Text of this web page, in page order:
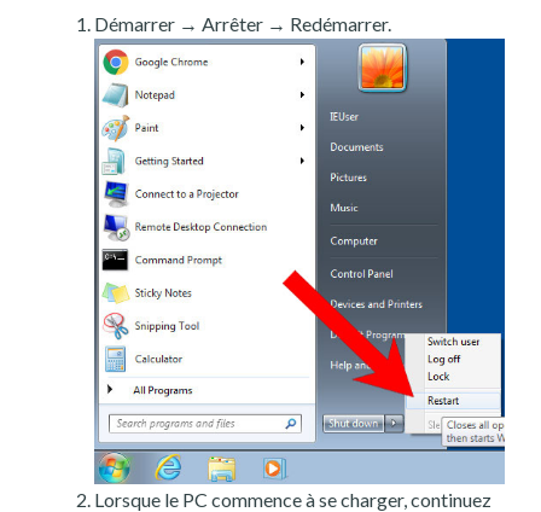
Démarrer → Arrêter → Redémarrer.
Lorsque le PC commence à se charger, continuez